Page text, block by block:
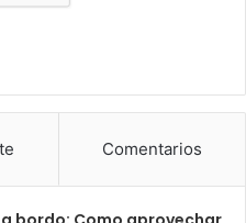
Comentarios